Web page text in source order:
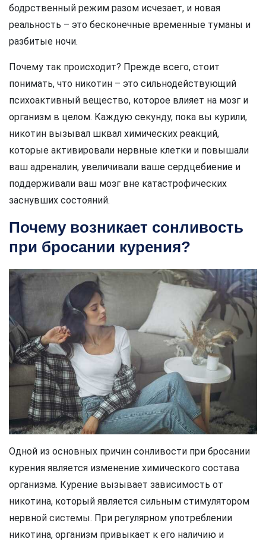
бодрственный режим разом исчезает, и новая
реальность – это бесконечные временные туманы и
разбитые ночи.
Почему так происходит? Прежде всего, стоит
понимать, что никотин – это сильнодействующий
психоактивный вещество, которое влияет на мозг и
организм в целом. Каждую секунду, пока вы курили,
никотин вызывал шквал химических реакций,
которые активировали нервные клетки и повышали
ваш адреналин, увеличивали ваше сердцебиение и
поддерживали ваш мозг вне катастрофических
заснувших состояний.
Почему возникает сонливость
при бросании курения?
Одной из основных причин сонливости при бросании
курения является изменение химического состава
организма. Курение вызывает зависимость от
никотина, который является сильным стимулятором
нервной системы. При регулярном употреблении
никотина, организм привыкает к его наличию и